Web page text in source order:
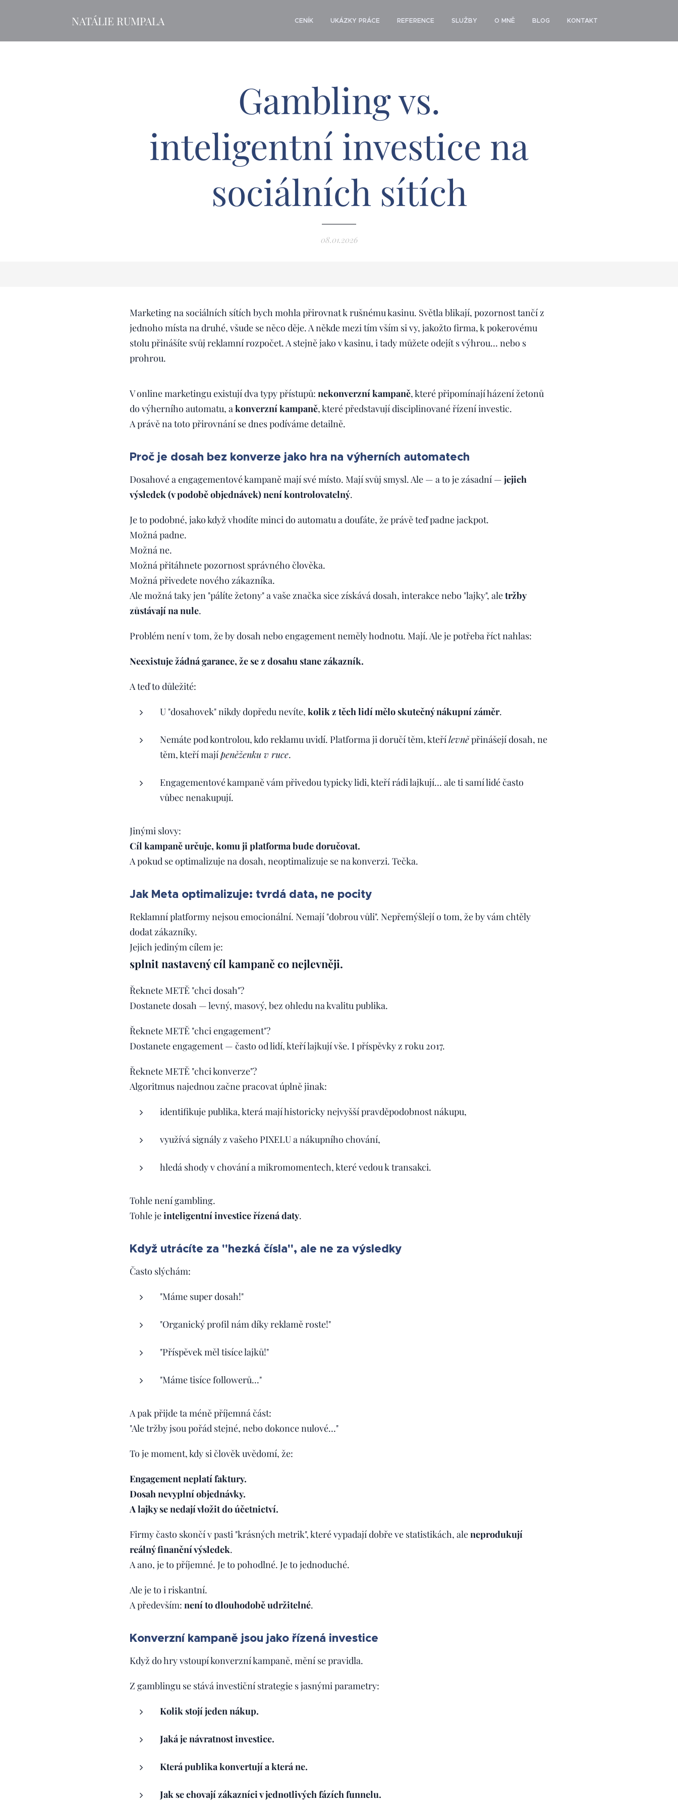
NATÁLIE RUMPALA CENÍK UKÁZKY PRÁCE REFERENCE SLUŽBY O MNĚ BLOG KONTAKT
Gambling vs.
inteligentní investice na
sociálních sítích
08.01.2026
Marketing na sociálních sítích bych mohla přirovnat k rušnému kasinu. Světla blikají, pozornost tančí z
jednoho místa na druhé, všude se něco děje. A někde mezi tím vším si vy, jakožto firma, k pokerovému
stolu přinášíte svůj reklamní rozpočet. A stejně jako v kasinu, i tady můžete odejít s výhrou… nebo s
prohrou.
V online marketingu existují dva typy přístupů: nekonverzní kampaně, které připomínají házení žetonů
do výherního automatu, akonverzní kampaně, které představují disciplinované řízení investic.
A právě na toto přirovnání se dnes podíváme detailně.
Proč je dosah bez konverze jako hra na výherních automatech
Dosahové a engagementové kampaně mají své místo. Mají svůj smysl. Ale — a to je zásadní — jejich
výsledek (v podobě objednávek) není kontrolovatelný.
Je to podobné, jako když vhodíte minci do automatu a doufáte, že právě teď padne jackpot.
Možná padne.
Možná ne.
Možná přitáhnete pozornost správného člověka.
Možná přivedete nového zákazníka.
Ale možná taky jen "pálíte žetony" a vaše značka sice získává dosah, interakce nebo "lajky", aletržby
zůstávají na nule.
Problém není v tom, že by dosah nebo engagement neměly hodnotu. Mají. Ale je potřeba říct nahlas:
Neexistuje žádná garance, že se z dosahu stane zákazník.
A teď to důležité:
U "dosahovek" nikdy dopředu nevíte, kolik z těch lidí mělo skutečný nákupní záměr.
Nemáte pod kontrolou, kdo reklamu uvidí. Platforma ji doručí těm, kteřílevněpřinášejí dosah, ne
těm, kteří majípeněženku v ruce.
Engagementové kampaně vám přivedou typicky lidi, kteří rádi lajkují… ale ti samí lidé často
vůbec nenakupují.
Jinými slovy:
Cíl kampaně určuje, komu ji platforma bude doručovat.
A pokud se optimalizuje na dosah, neoptimalizuje se na konverzi. Tečka.
Jak Meta optimalizuje: tvrdá data, ne pocity
Reklamní platformy nejsou emocionální. Nemají "dobrou vůli". Nepřemýšlejí o tom, že by vám chtěly
dodat zákazníky.
Jejich jediným cílem je:
splnit nastavený cíl kampaně co nejlevněji.
Řeknete METĚ "chci dosah"?
Dostanete dosah — levný, masový, bez ohledu na kvalitu publika.
Řeknete METĚ "chci engagement"?
Dostanete engagement — často od lidí, kteří lajkují vše. I příspěvky z roku 2017.
Řeknete METĚ "chci konverze"?
Algoritmus najednou začne pracovat úplně jinak:
identifikuje publika, která mají historicky nejvyšší pravděpodobnost nákupu,
využívá signály z vašeho PIXELU a nákupního chování,
hledá shody v chování a mikromomentech, které vedou k transakci.
Tohle není gambling.
Tohle jeinteligentní investice řízená daty.
Když utrácíte za "hezká čísla", ale ne za výsledky
Často slýchám:
"Máme super dosah!"
"Organický profil nám díky reklamě roste!"
"Příspěvek měl tisíce lajků!"
"Máme tisíce followerů..."
A pak přijde ta méně příjemná část:
"Ale tržby jsou pořád stejné, nebo dokonce nulové…"
To je moment, kdy si člověk uvědomí, že:
Engagement neplatí faktury.
Dosah nevyplní objednávky.
A lajky se nedají vložit do účetnictví.
Firmy často skončí v pasti "krásných metrik", které vypadají dobře ve statistikách, aleneprodukují
reálný finanční výsledek.
A ano, je to příjemné. Je to pohodlné. Je to jednoduché.
Ale je to i riskantní.
A především: není to dlouhodobě udržitelné.
Konverzní kampaně jsou jako řízená investice
Když do hry vstoupí konverzní kampaně, mění se pravidla.
Z gamblingu se stává investiční strategie s jasnými parametry:
Kolik stojí jeden nákup.
Jaká je návratnost investice.
Která publika konvertují a která ne.
Jak se chovají zákazníci v jednotlivých fázích funnelu.